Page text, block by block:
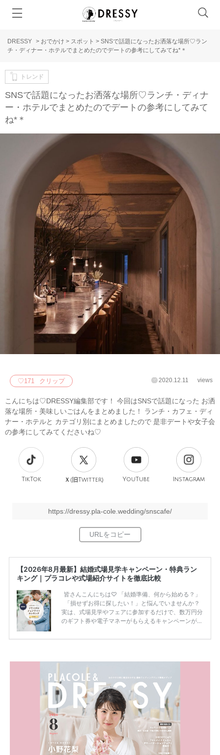
DRESSY > おでかけ > スポット > SNSで話題になったお洒落な場所♡ラン
チ・ディナー・ホテルでまとめたのでデートの参考にしてみてね*＊
トレンド
SNSで話題になったお洒落な場所♡ランチ・ディナ
ー・ホテルでまとめたのでデートの参考にしてみて
ね*＊
♡171 クリップ 2020.12.11 views
こんにちは♡DRESSY編集部です！ 今回はSNSで話題になった お洒
落な場所・美味しいごはんをまとめました！ ランチ・カフェ・ディ
ナー・ホテルと カテゴリ別にまとめましたので 是非デートや女子会
の参考にしてみてくださいね♡
TikTok Ｘ(旧Twitter) YouTube Instagram
https://dressy.pla-cole.wedding/snscafe/
【2026年8月最新】結婚式場見学キャンペーン・特典ラン
キング｜プラコレや式場紹介サイトを徹底比較
皆さんこんにちは♡ 「結婚準備、何から始める？」
「損せずお得に探したい！」と悩んでいませんか？
実は、式場見学やフェアに参加するだけで、数万円分
のギフト券や電子マネーがもらえるキャンペーンがあ
ため、比較せずに選ぶと損をしてしまうことも……。
内容：特典金額・条件・応募方法・注意点 「どこが
一番お得？」「プラコレの特典は？」といった疑問も
解決します。 まずは診断で候補を絞れる「ウェディ
ング診断」か、体験型 […]
続きを読む